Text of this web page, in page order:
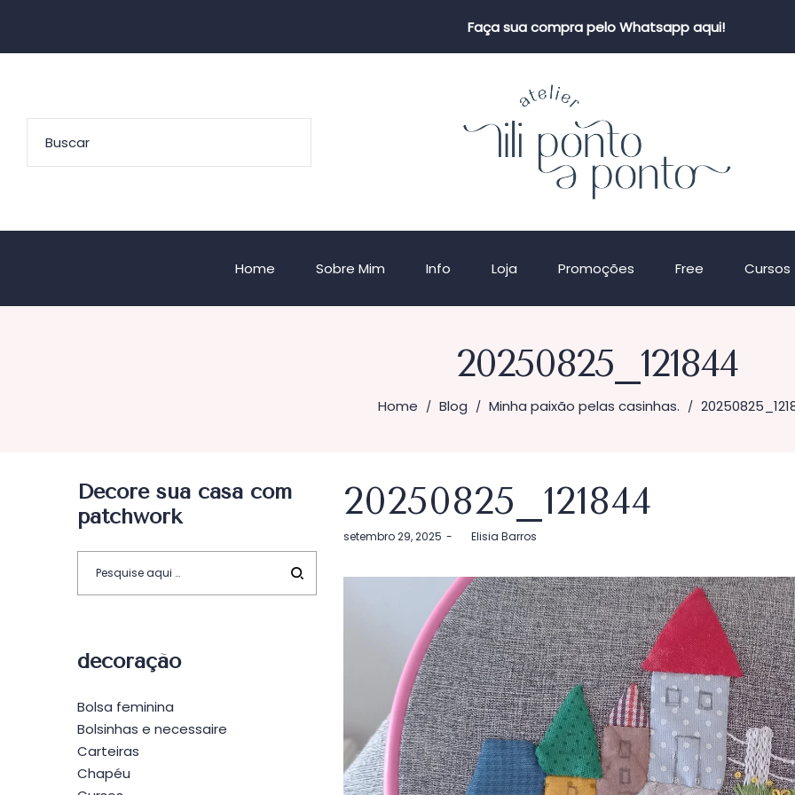
Faça sua compra pelo Whatsapp aqui!
Home Sobre Mim Info Loja Promoções Free Cursos
20250825_121844
Home / Blog / Minha paixão pelas casinhas. /
20250825_121844
Postado
setembro 29, 2025 byElisia Barros
Decore sua casa com
patchwork
decoração
Bolsa feminina
Bolsinhas e necessaire
Carteiras
Chapéu